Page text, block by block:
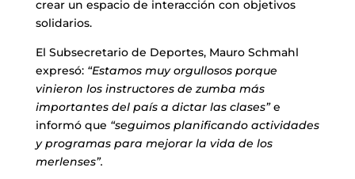
crear un espacio de interacción con objetivos
solidarios.
El Subsecretario de Deportes, Mauro Schmahl
expresó: “Estamos muy orgullosos porque
vinieron los instructores de zumba más
importantes del país a dictar las clases”e
informó que “seguimos planificando actividades
y programas para mejorar la vida de los
merlenses”.